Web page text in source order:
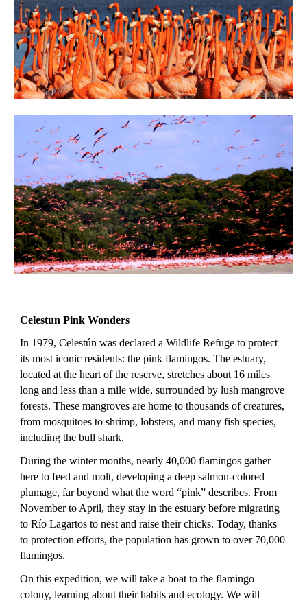
Celestun Pink Wonders
In 1979, Celestún was declared a Wildlife Refuge to protect
its most iconic residents: the pink flamingos. The estuary,
located at the heart of the reserve, stretches about 16 miles
long and less than a mile wide, surrounded by lush mangrove
forests. These mangroves are home to thousands of creatures,
from mosquitoes to shrimp, lobsters, and many fish species,
including the bull shark.
During the winter months, nearly 40,000 flamingos gather
here to feed and molt, developing a deep salmon-colored
plumage, far beyond what the word “pink” describes. From
November to April, they stay in the estuary before migrating
to Río Lagartos to nest and raise their chicks. Today, thanks
to protection efforts, the population has grown to over 70,000
flamingos.
On this expedition, we will take a boat to the flamingo
colony, learning about their habits and ecology. We will